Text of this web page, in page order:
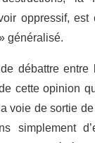
oppressif,
généralisé.
débattre
cette opinion
voie de sortie
simplement